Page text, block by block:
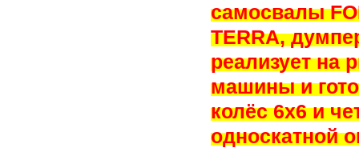
самосвалы
TERRA,
реализует на
машины и
колёс 6х6 и
односкатной